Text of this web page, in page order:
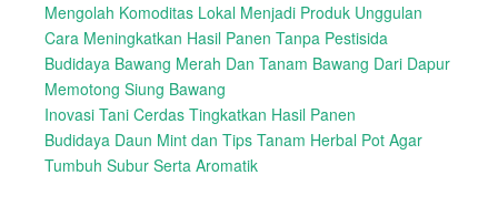
Mengolah Komoditas Lokal Menjadi Produk Unggulan
Cara Meningkatkan Hasil Panen Tanpa Pestisida
Budidaya Bawang Merah Dan Tanam Bawang Dari Dapur
Memotong Siung Bawang
Inovasi Tani Cerdas Tingkatkan Hasil Panen
Budidaya Daun Mint dan Tips Tanam Herbal Pot Agar
Tumbuh Subur Serta Aromatik